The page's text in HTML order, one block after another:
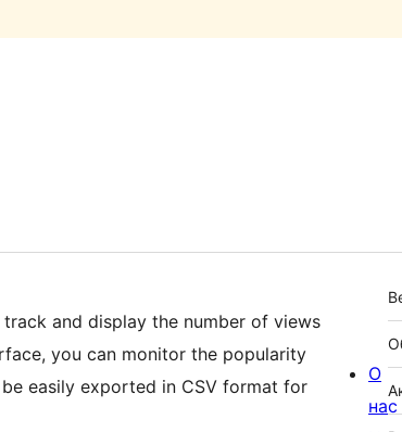
and display the number of views
you can monitor the popularity
easily exported in CSV format for
О
нас